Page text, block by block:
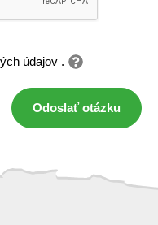
údajov .
Odoslať otázku